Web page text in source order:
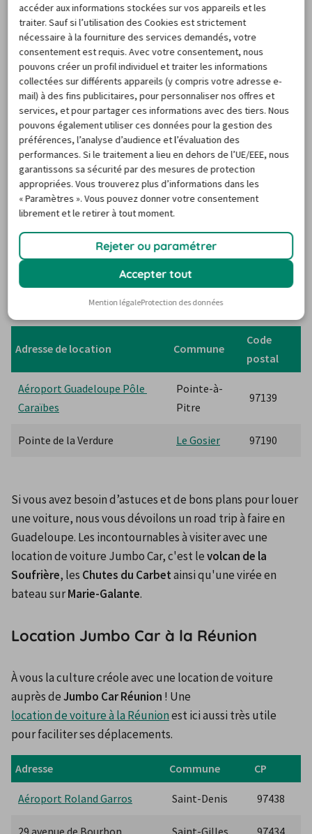
Après avoir récupéré la voiture au comptoir de Jumbo Car
Martinique, il ne vous restera plus qu’à partir découvrir
les environs. Louez une voiture et en profitez-en ! Ce sera
une partie de plaisir avec nos bons plans sur l’île de la
Martinique. Le tourisme en Martinique se laisse savourer
entièrement avec une location de voiture pas chère :
Montagne pelée, Musée du Rhum et plage des Salines
par exemple.
Location Jumbo Car en Guadeloupe
Louer un véhicule en Guadeloupe est également
important pour visiter l’île de fond en comble. Avec le
loueur
Jumbo Car Guadeloupe
, vous avez la possibilité
d'avoir une location de voiture pas chère dans les lieux
Adresse de location Commune
Code
postal
Aéroport Guadeloupe Pôle
Caraïbes
Pointe-à-
Pitre
97139
Pointe de la Verdure Le Gosier 97190
Si vous avez besoin d’astuces et de bons plans pour louer
une voiture, nous vous dévoilons un road trip à faire en
Guadeloupe. Les incontournables à visiter avec une
location de voiture Jumbo Car, c'est le volcan de la
Soufrière, les Chutes du Carbet ainsi qu'une virée en
bateau sur Marie-Galante.
Location Jumbo Car à la Réunion
À vous la culture créole avec une location de voiture
auprès de Jumbo Car Réunion ! Une
location de voiture à la Réunion est ici aussi très utile
pour faciliter ses déplacements.
Adresse Commune CP
Aéroport Roland Garros Saint-Denis 97438
29 avenue de Bourbon Saint-Gilles 97434
accéder aux informations stockées sur vos appareils et les
traiter. Sauf si l’utilisation des Cookies est strictement
nécessaire à la fourniture des services demandés, votre
consentement est requis. Avec votre consentement, nous
pouvons créer un profil individuel et traiter les informations
collectées sur différents appareils (y compris votre adresse e-
mail) à des fins publicitaires, pour personnaliser nos offres et
services, et pour partager ces informations avec des tiers. Nous
pouvons également utiliser ces données pour la gestion des
préférences, l’analyse d’audience et l’évaluation des
performances. Si le traitement a lieu en dehors de l’UE/EEE, nous
garantissons sa sécurité par des mesures de protection
appropriées. Vous trouverez plus d’informations dans les
« Paramètres ». Vous pouvez donner votre consentement
librement et le retirer à tout moment.
Rejeter ou paramétrer
Accepter tout
Mention légaleProtection des données